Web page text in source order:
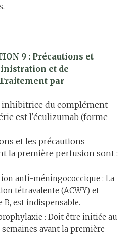
9 : Précautions et
et de
par
inhibitrice du complément
est l'éculizumab (forme
et les précautions
la première perfusion sont :
anti-méningococcique : La
tétravalente (ACWY) et
B, est indispensable.
: Doit être initiée au
avant la première